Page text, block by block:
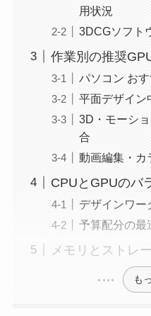
用状況
3DCGソフト
作業別の推奨
パソコン お
平面デザイン
3D・モーシ
合
動画編集・カ
CPUとGPUのバ
デザインワー
予算配分の最
メモリとストレ
も